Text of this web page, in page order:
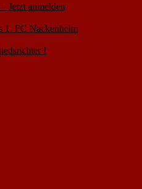
Jetzt anmelden
1. FC Nackenheim
!